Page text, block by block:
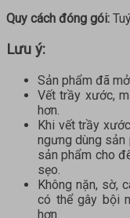
Quy cách đóng gói:
Lưu ý:
Sản phẩm đã
Vết trầy xước,
hơn.
Khi vết trầy
ngưng dùng sản
sản phẩm cho
sẹo.
Không nặn, sờ,
có thể gây bội
hơn.